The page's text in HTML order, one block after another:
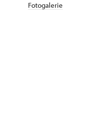
Fotogalerie